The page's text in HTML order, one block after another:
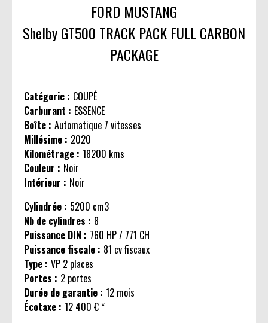
FORD MUSTANG
Shelby GT500 TRACK PACK FULL CARBON
PACKAGE
Catégorie : COUPÉ
Carburant : ESSENCE
Boîte : Automatique 7 vitesses
Millésime : 2020
Kilométrage : 18200 kms
Couleur : Noir
Intérieur : Noir
Cylindrée : 5200 cm3
Nb de cylindres : 8
Puissance DIN : 760 HP / 771 CH
Puissance fiscale : 81 cv fiscaux
Type : VP 2 places
Portes : 2 portes
Durée de garantie : 12 mois
Écotaxe : 12 400 € *